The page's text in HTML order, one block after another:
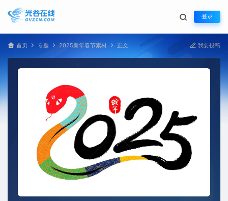
登录
首页 专题 2025新年春节素材 正文 我要投稿